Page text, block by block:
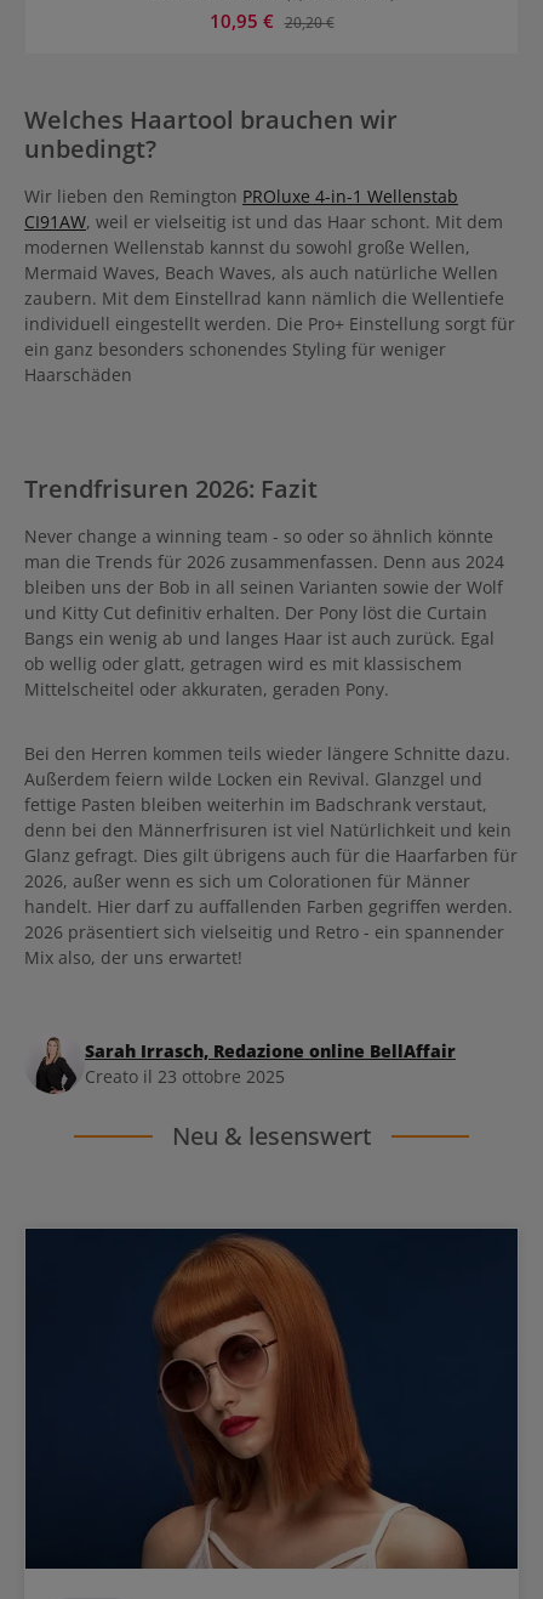
Prezzo di vendita:
10,95 € Prezzo normale:
20,20 €
Welches Haartool brauchen wir
unbedingt?
Wir lieben den Remington PROluxe 4-in-1 Wellenstab
CI91AW, weil er vielseitig ist und das Haar schont. Mit dem
modernen Wellenstab kannst du sowohl große Wellen,
Mermaid Waves, Beach Waves, als auch natürliche Wellen
zaubern. Mit dem Einstellrad kann nämlich die Wellentiefe
individuell eingestellt werden. Die Pro+ Einstellung sorgt für
ein ganz besonders schonendes Styling für weniger
Haarschäden
Trendfrisuren 2026: Fazit
Never change a winning team - so oder so ähnlich könnte
man die Trends für 2026 zusammenfassen. Denn aus 2024
bleiben uns der Bob in all seinen Varianten sowie der Wolf
und Kitty Cut definitiv erhalten. Der Pony löst die Curtain
Bangs ein wenig ab und langes Haar ist auch zurück. Egal
ob wellig oder glatt, getragen wird es mit klassischem
Mittelscheitel oder akkuraten, geraden Pony.
Bei den Herren kommen teils wieder längere Schnitte dazu.
Außerdem feiern wilde Locken ein Revival. Glanzgel und
fettige Pasten bleiben weiterhin im Badschrank verstaut,
denn bei den Männerfrisuren ist viel Natürlichkeit und kein
Glanz gefragt. Dies gilt übrigens auch für die Haarfarben für
2026, außer wenn es sich um Colorationen für Männer
handelt. Hier darf zu auffallenden Farben gegriffen werden.
2026 präsentiert sich vielseitig und Retro - ein spannender
Mix also, der uns erwartet!
Sarah Irrasch, Redazione online BellAffair
Creato il 23 ottobre 2025
Neu & lesenswert